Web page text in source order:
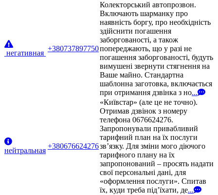
негативная
+380737897750
Колекторський автопрозвон.
Включають шарманку про
наявність боргу, про необхідність
здійснити погашення
заборгованості, а також
попереджають, що у разі не
погашення заборгованості, будуть
вимушені звернути стягнення на
Ваше майно. Стандартна
шаблонна заготовка, включається
при отримання дзвінка з но...
нейтральная
+380676624276
«Київстар» (але це не точно).
Отримав дзвінок з номеру
телефона 0676624276.
Запропонували привабливий
тарифний план на їх послуги
зв’язку. Для зміни мого діючого
тарифного плану на їх
запропонований – просять надати
свої персональні дані, для
«оформлення послуги». Спитав
їх, куди треба під’їхати, де...